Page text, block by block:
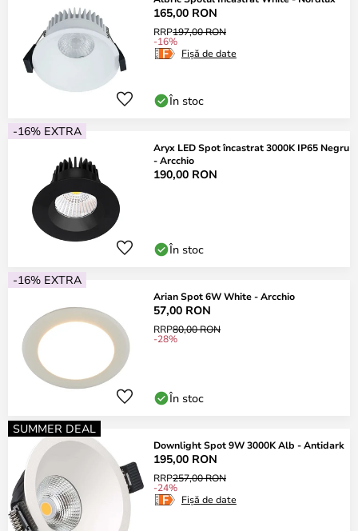
165,00 RON
RRP197,00 RON
-16%
Fișă de date
În stoc
-16% EXTRA
Aryx LED Spot încastrat 3000K IP65 Negru
- Arcchio
190,00 RON
În stoc
-16% EXTRA
Arian Spot 6W White - Arcchio
57,00 RON
RRP80,00 RON
-28%
În stoc
SUMMER DEAL
Downlight Spot 9W 3000K Alb - Antidark
195,00 RON
RRP257,00 RON
-24%
Fișă de date